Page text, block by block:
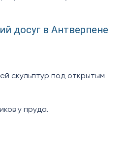
досуг в Антверпене
скульптур под открытым
у пруда.